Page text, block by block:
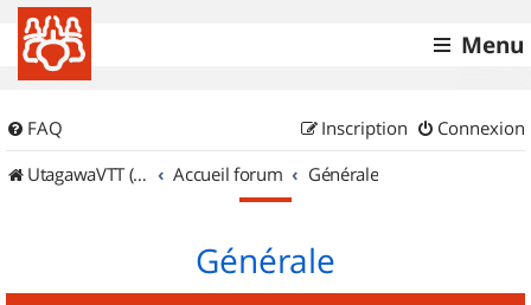
Menu
FAQ Connexion
Inscription
UtagawaVTT (Randos VTT et VTTAE avec traces GPS)
Accueil forum Générale
Générale